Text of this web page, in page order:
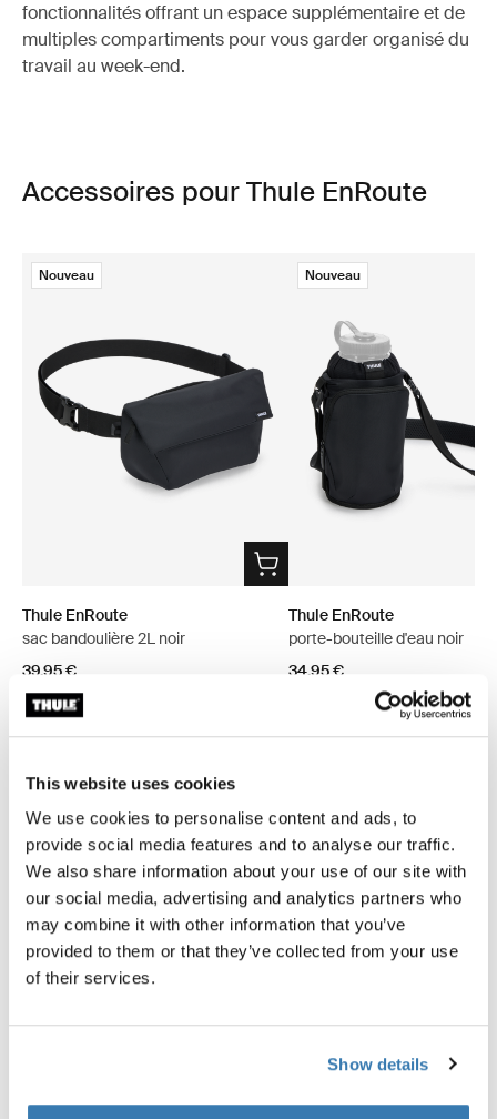
This website uses cookies
We use cookies to personalise content and ads, to
provide social media features and to analyse our traffic.
We also share information about your use of our site with
our social media, advertising and analytics partners who
may combine it with other information that you’ve
provided to them or that they’ve collected from your use
of their services.
Show details
fonctionnalités offrant un espace supplémentaire et de
multiples compartiments pour vous garder organisé du
travail au week-end.
Accessoires pour Thule EnRoute
Nouveau
Thule EnRoute
sac bandoulière 2L noir
39,95 €
Nouveau
Thule EnRoute
porte-bouteille d'eau noir
34,95 €
Toggle overview
Description du produit
Toggle features
Toutes les caractéristiques
Caractéristiques techniques